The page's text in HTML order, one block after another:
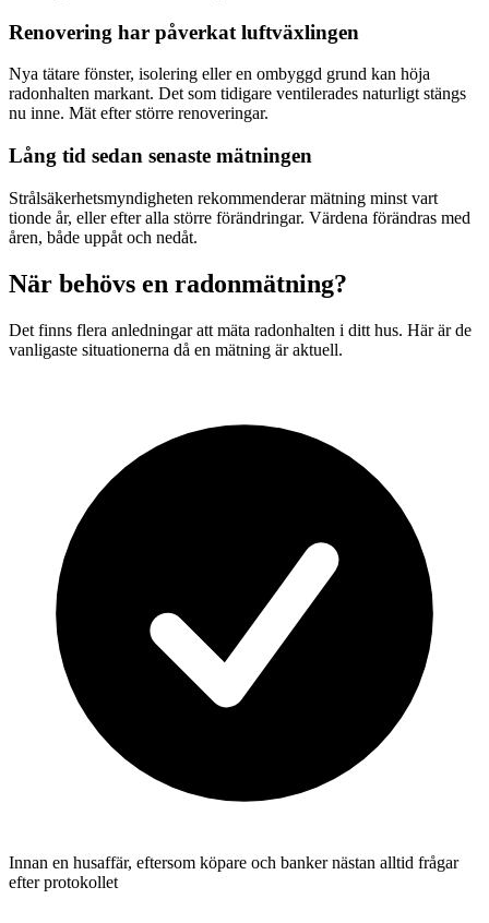
Renovering har påverkat luftväxlingen
Nya tätare fönster, isolering eller en ombyggd grund kan höja
radonhalten markant. Det som tidigare ventilerades naturligt stängs
nu inne. Mät efter större renoveringar.
Lång tid sedan senaste mätningen
Strålsäkerhetsmyndigheten rekommenderar mätning minst vart
tionde år, eller efter alla större förändringar. Värdena förändras med
åren, både uppåt och nedåt.
När behövs en radonmätning?
Det finns flera anledningar att mäta radonhalten i ditt hus. Här är de
vanligaste situationerna då en mätning är aktuell.
Innan en husaffär, eftersom köpare och banker nästan alltid frågar
efter protokollet